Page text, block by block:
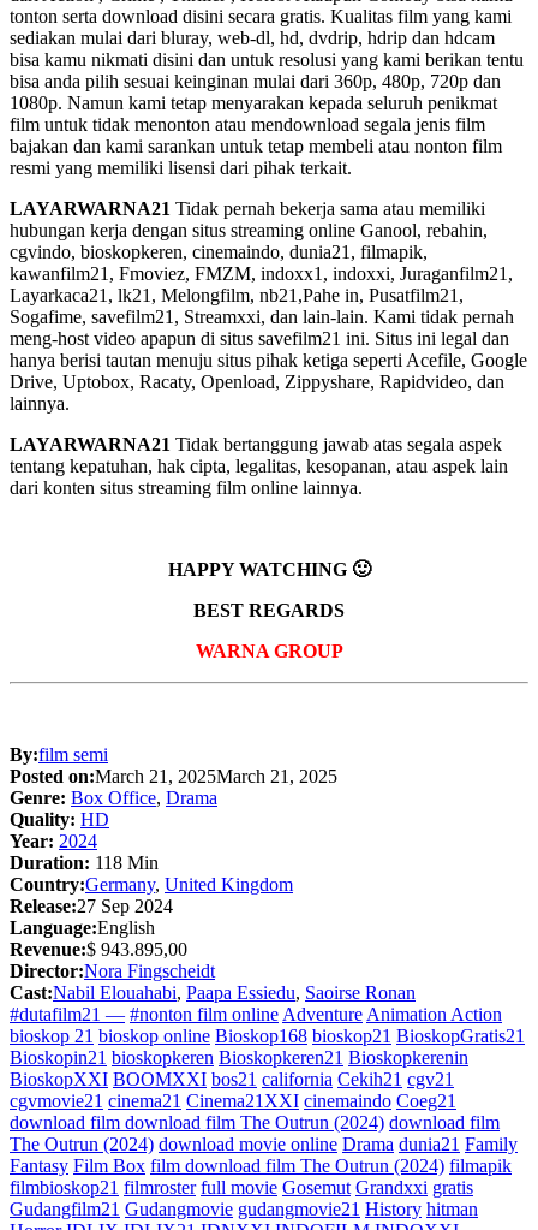
tonton serta download disini secara gratis. Kualitas film yang kami
sediakan mulai dari bluray, web-dl, hd, dvdrip, hdrip dan hdcam
bisa kamu nikmati disini dan untuk resolusi yang kami berikan tentu
bisa anda pilih sesuai keinginan mulai dari 360p, 480p, 720p dan
1080p. Namun kami tetap menyarakan kepada seluruh penikmat
film untuk tidak menonton atau mendownload segala jenis film
bajakan dan kami sarankan untuk tetap membeli atau nonton film
resmi yang memiliki lisensi dari pihak terkait.
LAYARWARNA21 Tidak pernah bekerja sama atau memiliki
hubungan kerja dengan situs streaming online Ganool, rebahin,
cgvindo, bioskopkeren, cinemaindo, dunia21, filmapik,
kawanfilm21, Fmoviez, FMZM, indoxx1, indoxxi, Juraganfilm21,
Layarkaca21, lk21, Melongfilm, nb21,Pahe in, Pusatfilm21,
Sogafime, savefilm21, Streamxxi, dan lain-lain. Kami tidak pernah
meng-host video apapun di situs savefilm21 ini. Situs ini legal dan
hanya berisi tautan menuju situs pihak ketiga seperti Acefile, Google
Drive, Uptobox, Racaty, Openload, Zippyshare, Rapidvideo, dan
lainnya.
LAYARWARNA21 Tidak bertanggung jawab atas segala aspek
tentang kepatuhan, hak cipta, legalitas, kesopanan, atau aspek lain
dari konten situs streaming film online lainnya.
HAPPY WATCHING 🙂
BEST REGARDS
WARNA GROUP
By:film semi
Posted on:March 21, 2025March 21, 2025
Genre: Box Office, Drama
Quality: HD
Year: 2024
Duration: 118 Min
Country:Germany, United Kingdom
Release:27 Sep 2024
Language:English
Revenue:$ 943.895,00
Director:Nora Fingscheidt
Cast:Nabil Elouahabi, Paapa Essiedu, Saoirse Ronan
#dutafilm21 — #nonton film online Adventure Animation Action
bioskop 21 bioskop online Bioskop168 bioskop21 BioskopGratis21
Bioskopin21 bioskopkeren Bioskopkeren21 Bioskopkerenin
BioskopXXI BOOMXXI bos21 california Cekih21 cgv21
cgvmovie21 cinema21 Cinema21XXI cinemaindo Coeg21
download film download film The Outrun (2024) download film
The Outrun (2024) download movie online Drama dunia21 Family
Fantasy Film Box film download film The Outrun (2024) filmapik
filmbioskop21 filmroster full movie Gosemut Grandxxi gratis
Gudangfilm21 Gudangmovie gudangmovie21 History hitman